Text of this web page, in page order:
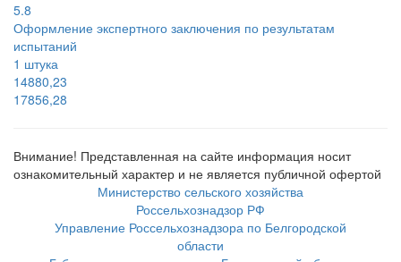
5.8
Оформление экспертного заключения по результатам
испытаний
1 штука
14880,23
17856,28
Внимание! Представленная на сайте информация носит
ознакомительный характер и не является публичной офертой
Министерство сельского хозяйства
Россельхознадзор РФ
Управление Россельхознадзора по Белгородской
области